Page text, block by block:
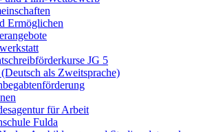
Ermöglichen
JG 5
als Zweitsprache)
für Arbeit
Fulda